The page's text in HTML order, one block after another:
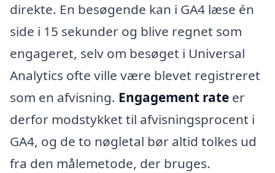
direkte. En besøgende kan i GA4 læse én
side i 15 sekunder og blive regnet som
engageret, selv om besøget i Universal
Analytics ofte ville være blevet registreret
som en afvisning. Engagement rate er
derfor modstykket til afvisningsprocent i
GA4, og de to nøgletal bør altid tolkes ud
fra den målemetode, der bruges.